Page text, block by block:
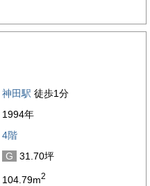
神田駅 徒歩1分
1994年
4階
G
31.70坪
104.79m2